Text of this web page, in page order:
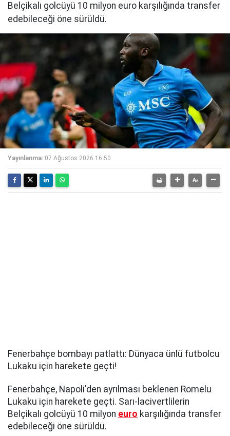
Belçikalı golcüyü 10 milyon euro karşılığında transfer
edebileceği öne sürüldü.
Yayınlanma: 07 Ağustos 2026 16:50
Fenerbahçe bombayı patlattı: Dünyaca ünlü futbolcu
Lukaku için harekete geçti!
Fenerbahçe, Napoli'den ayrılması beklenen Romelu
Lukaku için harekete geçti. Sarı-lacivertlilerin
Belçikalı golcüyü 10 milyon euro karşılığında transfer
edebileceği öne sürüldü.